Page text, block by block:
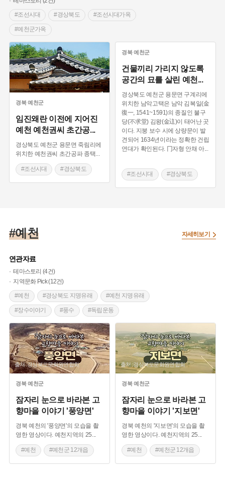
#조선시대
#경상북도 #조선시대가옥
#예천군가옥
경북예천군
임진왜란 이전에 지어진
예천 예천권씨 초간공...
경상북도 예천군 용문면 죽림리에
위치한 예천권씨 초간공파 종택...
#조선시대 #경상북도
#조선시대가옥
경북예천군
건물끼리 가리지 않도록
공간의 묘를 살린 예천 ...
경상북도 예천군 용문면 구계리에
위치한 남악고택은 남악 김복일(金
復一, 1541~1591)의 종질인 불구
당(不求堂) 김왕(金迬)이 태어난 곳
이다. 지붕 보수 시에 상량문이 발
견되어 1634년이라는 정확한 건립
연대가 확인된다. 冂자형 안채 아...
#조선시대 #경상북도
#조선시대가옥
#예천
연관자료
테마스토리 (4건)
지역문화 Pick (12건)
#예천
#경상북도 지명유래 #예천 지명유래
#장수이야기 #풍수 #독립운동
#근현대인물공간 #경상북도근대역사
#예천 가볼만한곳 #경상북도 근대문화유산 #누정
#농요 #경상도민요 #논매는소리
#모심는소리 #통명 농요 #켕마쿵쿵노세
#석탑 #예천의석탑 #예천군 12개읍
#면 이야기 #마을 구술채록 #경북 예천
자세히보기
출처 :경상북도문화원연합회
경북예천군
잠자리 눈으로 바라본 고
향마을 이야기 '풍양면'
경북 예천의 '풍양면'의 모습을 촬
영한 영상이다. 예천지역의 25
#예천 #예천군 12개읍
#면 이야기
출처 :경상북도문화원연합회
경북예천군
잠자리 눈으로 바라본 고
향마을 이야기 '지보면'
경북 예천의 '지보면'의 모습을 촬
영한 영상이다. 예천지역의 25
#예천 #예천군 12개읍
#면 이야기